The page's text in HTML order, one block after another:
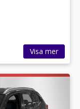
Visa mer